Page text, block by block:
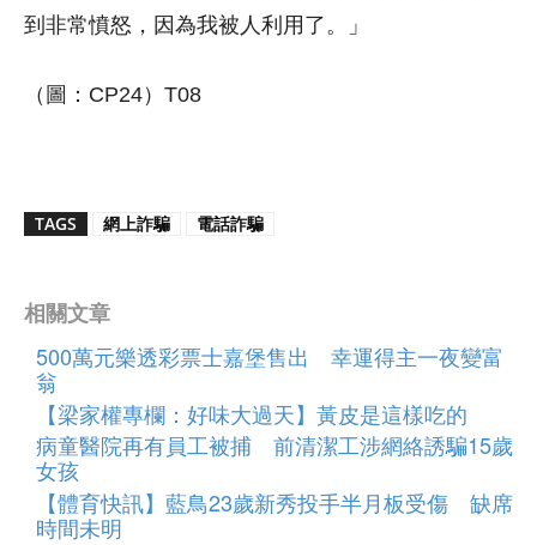
到非常憤怒，因為我被人利用了。」
（圖：CP24）T08
TAGS 網上詐騙 電話詐騙
相關文章
500萬元樂透彩票士嘉堡售出 幸運得主一夜變富
翁
【梁家權專欄：好味大過天】黃皮是這樣吃的
病童醫院再有員工被捕 前清潔工涉網絡誘騙15歲
女孩
【體育快訊】藍鳥23歲新秀投手半月板受傷 缺席
時間未明